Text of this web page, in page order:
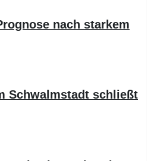
nach starkem
Schwalmstadt schließt